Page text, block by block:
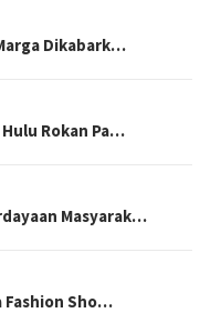
Dikabark…
Rokan Pa…
Masyarak…
Fashion Sho…